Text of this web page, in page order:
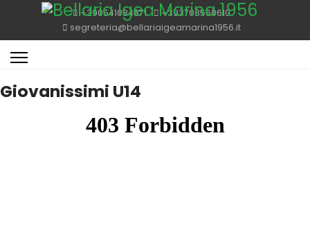
+390541084871
+393703560610
segreteria@bellariaigeamarina1956.it
Giovanissimi U14